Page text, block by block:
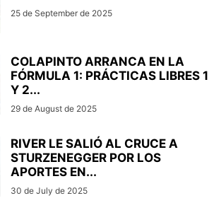
25 de September de 2025
COLAPINTO ARRANCA EN LA
FÓRMULA 1: PRÁCTICAS LIBRES 1
Y 2...
29 de August de 2025
RIVER LE SALIÓ AL CRUCE A
STURZENEGGER POR LOS
APORTES EN...
30 de July de 2025